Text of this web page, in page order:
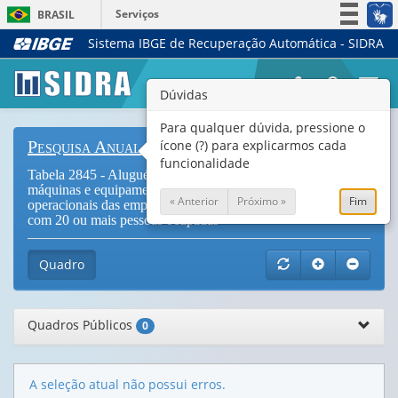
BRASIL
Serviços
Simplifique!
Legislação
Canais
Sistema IBGE de Recuperação Automática - SIDRA
Pesquisa Anual de Serviços
Tabela 2845 - Aluguéis e arrendamentos de veículos,
máquinas e equipamentos e Outros custos e despesas
operacionais das empresas de serviços prestados às empresas
com 20 ou mais pessoas ocupadas
Quadro
Quadros Públicos 0
A seleção atual não possui erros.
Dúvidas
Para qualquer dúvida, pressione o
ícone (?) para explicarmos cada
funcionalidade
« Anterior Próximo » Fim